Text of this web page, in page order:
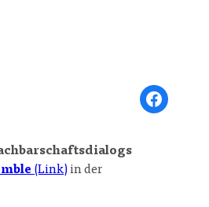
Share on
(Link)in der